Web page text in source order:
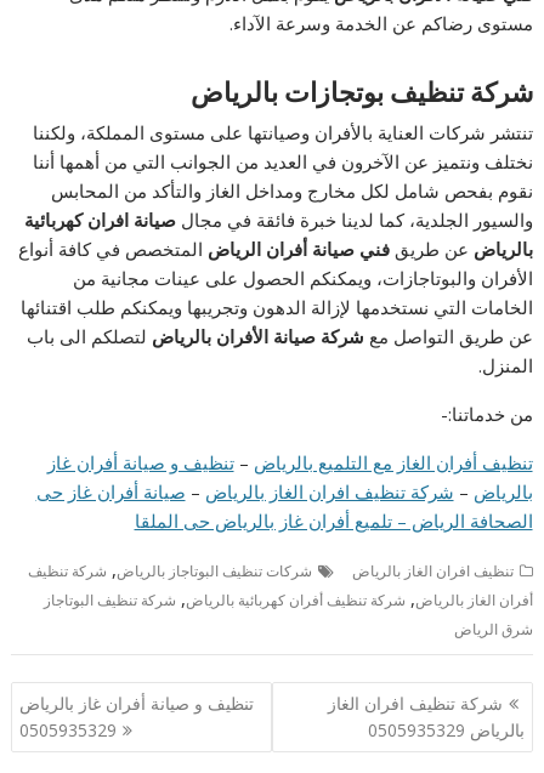
مستوى رضاكم عن الخدمة وسرعة الآداء.
شركة تنظيف بوتجازات بالرياض
تنتشر شركات العناية بالأفران وصيانتها على مستوى المملكة، ولكننا
نختلف ونتميز عن الآخرون في العديد من الجوانب التي من أهمها أننا
نقوم بفحص شامل لكل مخارج ومداخل الغاز والتأكد من المحابس
والسيور الجلدية، كما لدينا خبرة فائقة في مجالصيانة افران كهربائية
بالرياض عن طريقفني صيانة أفران الرياض المتخصص في كافة أنواع
الأفران والبوتاجازات، ويمكنكم الحصول على عينات مجانية من
الخامات التي نستخدمها لإزالة الدهون وتجريبها ويمكنكم طلب اقتنائها
عن طريق التواصل مع شركة صيانة الأفران بالرياض لتصلكم الى باب
المنزل.
من خدماتنا:-
تنظيف أفران الغاز مع التلميع بالرياض –تنظيف و صيانة أفران غاز
بالرياض – شركة تنظيف افران الغاز بالرياض – صيانة أفران غاز حى
الصحافة الرياض – تلميع أفران غاز بالرياض حى الملقا
تنظيف افران الغاز بالرياض شركات تنظيف البوتاجاز بالرياض, شركة تنظيف
أفران الغاز بالرياض, شركة تنظيف أفران كهربائية بالرياض, شركة تنظيف البوتاجاز
شرق الرياض
تصفّح
المقالات
شركة تنظيف افران الغاز
بالرياض 0505935329
تنظيف و صيانة أفران غاز بالرياض
0505935329